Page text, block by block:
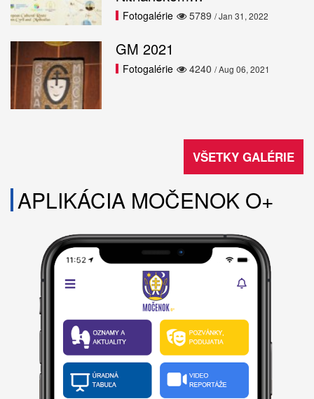
5789
Fotogalérie / Jan 31, 2022
GM 2021
4240
Fotogalérie / Aug 06, 2021
VŠETKY GALÉRIE
APLIKÁCIA MOČENOK O+